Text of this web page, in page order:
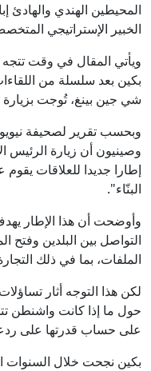
المحيطين الهندي والهادئ
الخبير الإستراتيجي
ويأتي المقال في وقت
بكين بعد سلسلة من
شي جين بينغ، تُوجت
وبحسب تقرير لصحيفة
وصينيون أن زيارة الرئيس
إطارا جديدا للعلاقات
البنّاء".
وأوضحت أن هذا الإطار
التواصل بين البلدين وفتح
الملفات، بما في ذلك
لكن هذا التوجه أثار
حول ما إذا كانت واشنطن
على حساب قدرتها على
بكين نجحت خلال السنوات